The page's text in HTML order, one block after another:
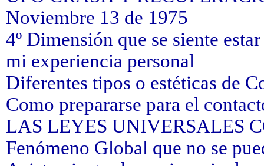
Noviembre 13 de 1975
4º Dimensión que se siente
mi experiencia personal
Diferentes tipos o estéticas de
Como prepararse para el
LAS LEYES UNIVERSALES
Fenómeno Global que no se